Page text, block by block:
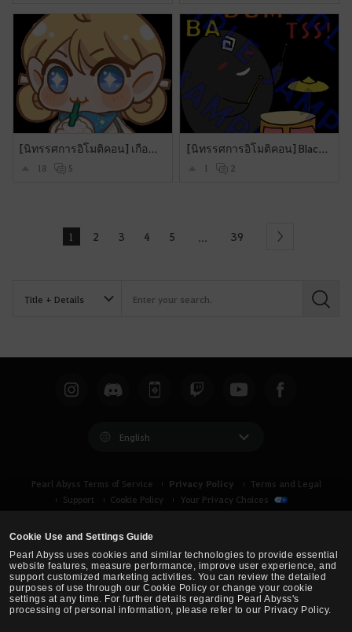
Cookie Use and Settings Guide
Pearl Abyss uses cookies and similar technologies to provide essential
website features, measure performance, improve user experience, and
support customized marketing activities. You can review the detailed
purposes of use through our Cookie Policy or change your cookie
settings at any time. For further details regarding Pearl Abyss's
processing of personal information, please refer to our Privacy Policy.
[นิทรรศการอิโมติคอน] เกือบลืมกิจกรรม
18 5
[นิทรรศการอิโมติคอน] Black Spirit Drum & Fishing
1 2
1 2 3 4 5 ... 39 Next
S
r
English
Pearl Abyss Terms of Service Privacy Policy
Terms and Legal
Support
Cookie Policy Your Privacy Choices